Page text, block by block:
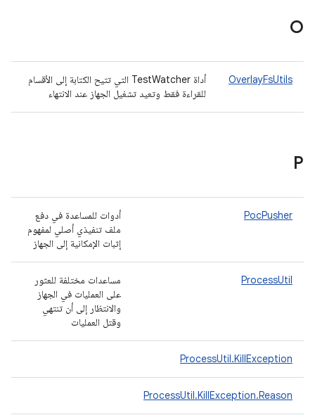
O
OverlayFsUtils
أداة TestWatcher التي تتيح الكتابة إلى الأقسام
للقراءة فقط وتعيد تشغيل الجهاز عند الانتهاء
P
PocPusher
أدوات للمساعدة في دفع
ملف تنفيذي أصلي لمفهوم
إثبات الإمكانية إلى الجهاز
ProcessUtil
مساعدات مختلفة للعثور
على العمليات في الجهاز
والانتظار إلى أن تنتهي
وقتل العمليات
ProcessUtil.KillException
ProcessUtil.KillException.Reason